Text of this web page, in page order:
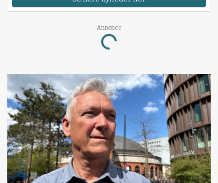
Annonce
Loading...